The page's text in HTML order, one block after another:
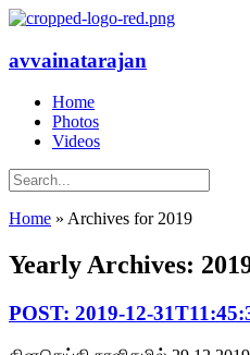
avvainatarajan
Home
Photos
Videos
Home » Archives for 2019
Yearly Archives:
POST: 2019-12-